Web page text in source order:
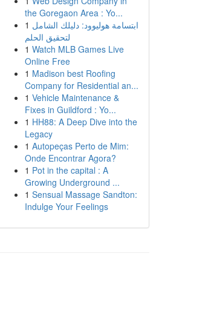
the Goregaon Area : Yo...
1 ابتسامة هوليوود: دليلك الشامل
لتحقيق الحلم
1 Watch MLB Games Live
Online Free
1 Madison best Roofing
Company for Residential an...
1 Vehicle Maintenance &
Fixes in Guildford : Yo...
1 HH88: A Deep Dive into the
Legacy
1 Autopeças Perto de Mim:
Onde Encontrar Agora?
1 Pot in the capital : A
Growing Underground ...
1 Sensual Massage Sandton:
Indulge Your Feelings